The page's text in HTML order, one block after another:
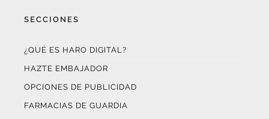
SECCIONES
¿QUÉ ES HARO DIGITAL?
HAZTE EMBAJADOR
OPCIONES DE PUBLICIDAD
FARMACIAS DE GUARDIA